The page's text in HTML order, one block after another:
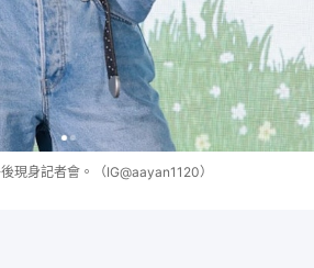
現身記者會。（IG@aayan1120）